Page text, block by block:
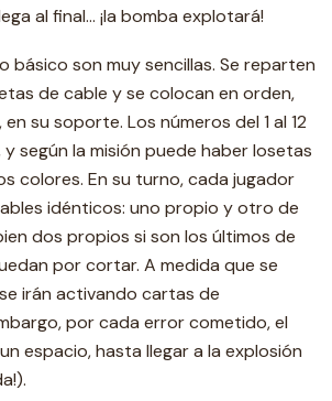
al final… ¡la bomba explotará!
básico son muy sencillas. Se reparten
de cable y se colocan en orden,
su soporte. Los números del 1 al 12
según la misión puede haber losetas
colores. En su turno, cada jugador
idénticos: uno propio y otro de
dos propios si son los últimos de
por cortar. A medida que se
irán activando cartas de
por cada error cometido, el
espacio, hasta llegar a la explosión